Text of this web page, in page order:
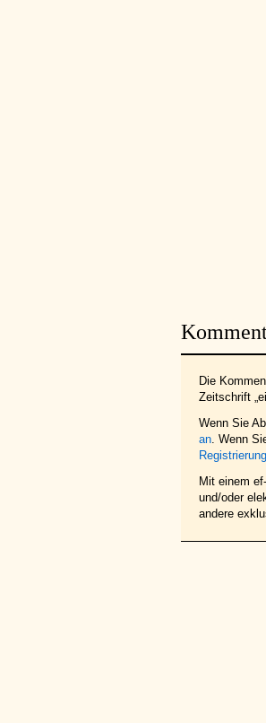
Die
Zeitschrift
Wenn Sie
an. Wenn
Mit einem
und/oder
andere